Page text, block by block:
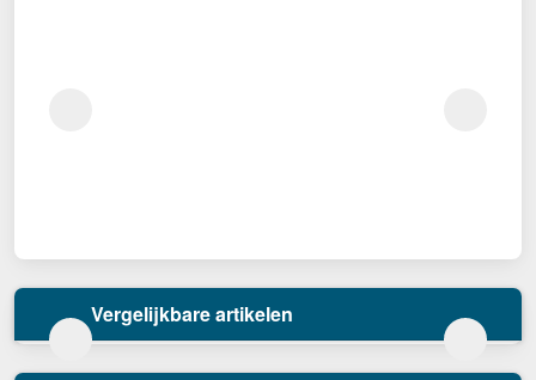
Vergelijkbare artikelen